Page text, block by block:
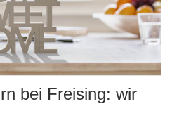
bei Freising: wir